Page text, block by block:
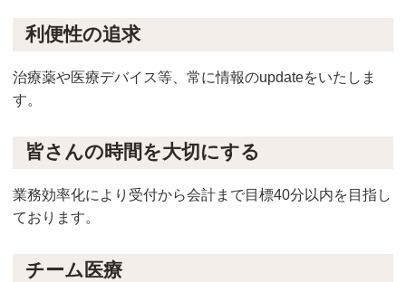
利便性の追求
治療薬や医療デバイス等、常に情報のupdateをいたしま
す。
皆さんの時間を大切にする
業務効率化により受付から会計まで目標40分以内を目指し
ております。
チーム医療